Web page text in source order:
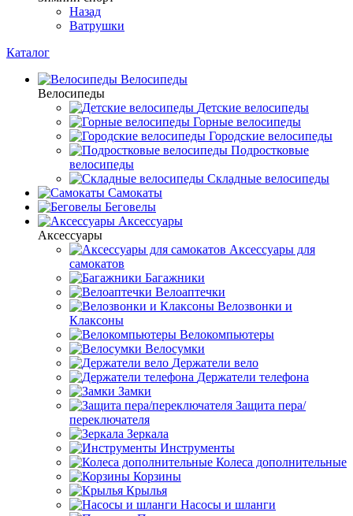
Назад
Ватрушки
Каталог
Велосипеды
Велосипеды
Детские велосипеды
Горные велосипеды
Городские велосипеды
Подростковые
велосипеды
Складные велосипеды
Самокаты
Беговелы
Аксессуары
Аксессуары
Аксессуары для
самокатов
Багажники
Велоаптечки
Велозвонки и
Клаксоны
Велокомпьютеры
Велосумки
Держатели вело
Держатели телефона
Замки
Защита пера/
переключателя
Зеркала
Инструменты
Колеса дополнительные
Корзины
Крылья
Насосы и шланги